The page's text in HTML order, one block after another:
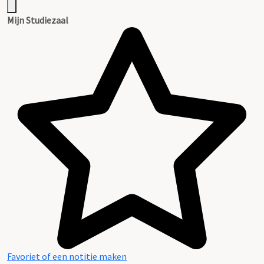
Mijn Studiezaal
Favoriet of een notitie maken